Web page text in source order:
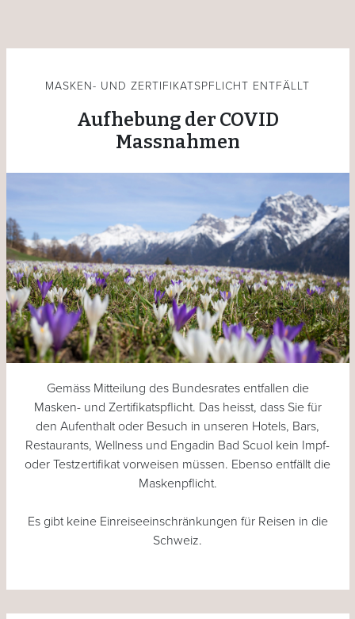
MASKEN- UND ZERTIFIKATSPFLICHT ENTFÄLLT
Aufhebung der COVID
Massnahmen
Gemäss Mitteilung des Bundesrates entfallen die
Masken- und Zertifikatspflicht. Das heisst, dass Sie für
den Aufenthalt oder Besuch in unseren Hotels, Bars,
Restaurants, Wellness und Engadin Bad Scuol kein Impf-
oder Testzertifikat vorweisen müssen. Ebenso entfällt die
Maskenpflicht.
Es gibt keine Einreiseeinschränkungen für Reisen in die
Schweiz.